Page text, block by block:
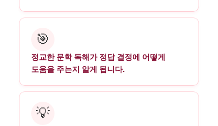
🎯
정교한 문학 독해가 정답 결정에 어떻게
도움을 주는지 알게 됩니다.
💡